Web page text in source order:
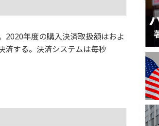
2020年度の購入決済取扱額はおよ
済する。決済システムは毎秒